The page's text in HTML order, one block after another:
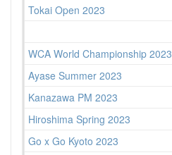
Tokai Open 2023
WCA World Championship 2023
Ayase Summer 2023
Kanazawa PM 2023
Hiroshima Spring 2023
Go x Go Kyoto 2023